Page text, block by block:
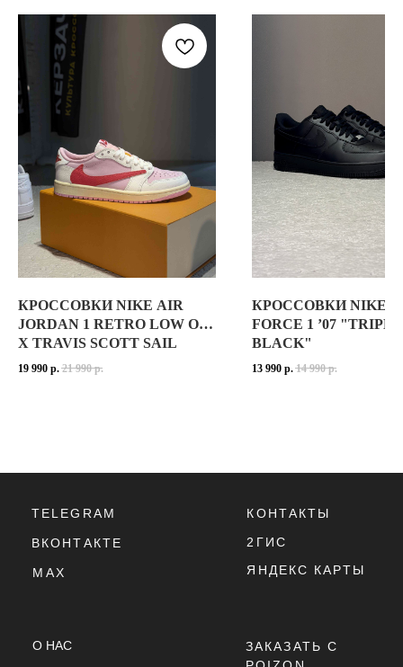
КРОССОВКИ NIKE AIR
JORDAN 1 RETRO LOW OG
X TRAVIS SCOTT SAIL
TROPICAL PINK
19 990 р. 21 990 р.
КРОССОВКИ NIKE
FORCE 1 ’07 "TRIPLE
BLACK"
13 990 р. 14 990 р.
ВКОНТАКТЕ
TELEGRAM
MAX
ОПЛАТА,
ДОСТАВКА,
ПОЛИТИКА
ОБУВЬ
ОДЕЖДА
АКСЕССУАРЫ
ТАБЛИЦЫ
ЗАКАЗАТЬ С
POIZON
Г. ТЮМЕНЬ, УЛ. ЛЕНИНА 63
О НАС